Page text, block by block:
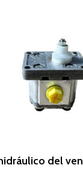
Leer Más
del